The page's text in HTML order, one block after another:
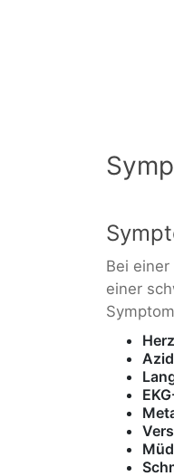
Bei
einer